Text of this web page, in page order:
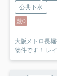
公共下水
敷0
大阪メトロ長
物件です！ レ